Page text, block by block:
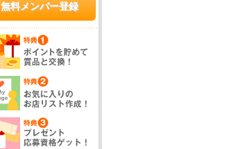
無料メンバー登録